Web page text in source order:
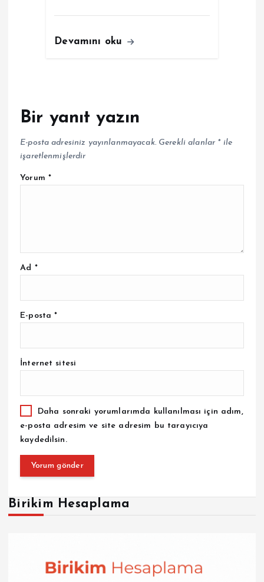
Devamını oku
Bir yanıt yazın
E-posta adresiniz yayınlanmayacak. Gerekli alanlar *ile
işaretlenmişlerdir
Yorum *
Ad *
E-posta*
İnternet sitesi
Daha sonraki yorumlarımda kullanılması için adım,
e-posta adresim ve site adresim bu tarayıcıya
kaydedilsin.
Birikim Hesaplama